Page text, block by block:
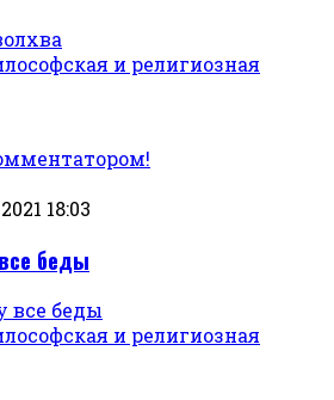
и религиозная
18:03
беды
и религиозная